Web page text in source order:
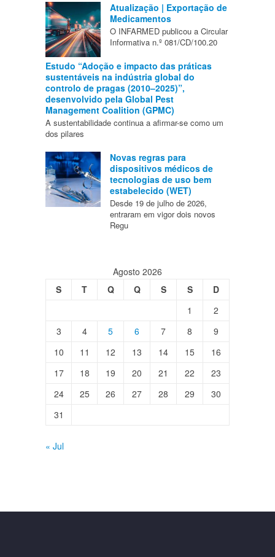
Atualização | Exportação de
Medicamentos
O INFARMED publicou a Circular
Informativa n.º 081/CD/100.20
Estudo “Adoção e impacto das práticas
sustentáveis na indústria global do
controlo de pragas (2010–2025)”,
desenvolvido pela Global Pest
Management Coalition (GPMC)
A sustentabilidade continua a afirmar-se como um
dos pilares
Novas regras para
dispositivos médicos de
tecnologias de uso bem
estabelecido (WET)
Desde 19 de julho de 2026,
entraram em vigor dois novos
Regu
Agosto 2026
S
T Q Q S S
D
1
2
3
4 5 6 7 8
9
10
11 12 13 14 15
16
17
18 19 20 21 22
23
24
25 26 27 28 29
30
31
« Jul